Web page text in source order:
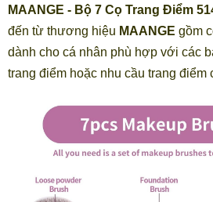
MAANGE - Bộ 7 Cọ Trang Điểm
đến từ thương hiệu MAANGE gồm
dành cho cá nhân phù hợp với các
trang điểm hoặc nhu cầu trang điểm